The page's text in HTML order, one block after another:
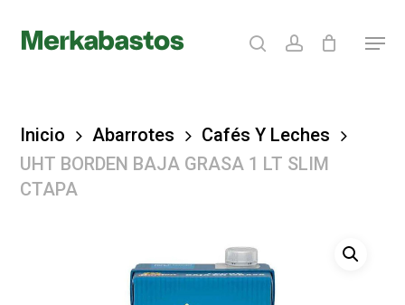
searchaccount Menu
Inicio Abarrotes
Cafés Y Leches
UHT BORDEN BAJA GRASA 1 LT SLIM
CTAPA
Close